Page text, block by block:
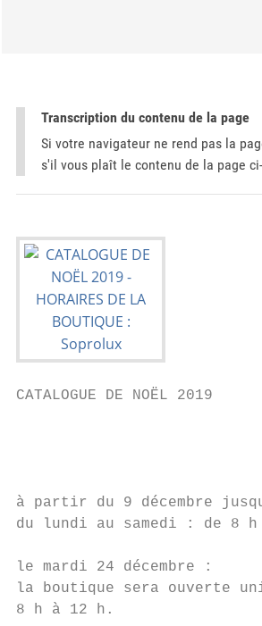
Transcription du contenu de la page
Si votre navigateur ne rend pas la
s'il vous plaît le contenu de la page
CATALOGUE DE NOËL 2019
à partir du 9 décembre
du lundi au samedi : de
le mardi 24 décembre
la boutique sera ouverte
8 h à 12 h.